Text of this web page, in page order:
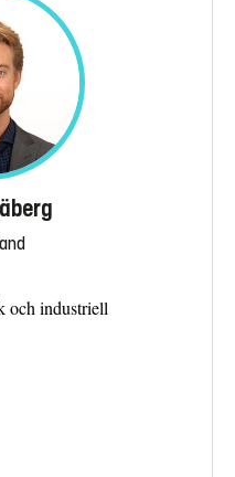
och industriell